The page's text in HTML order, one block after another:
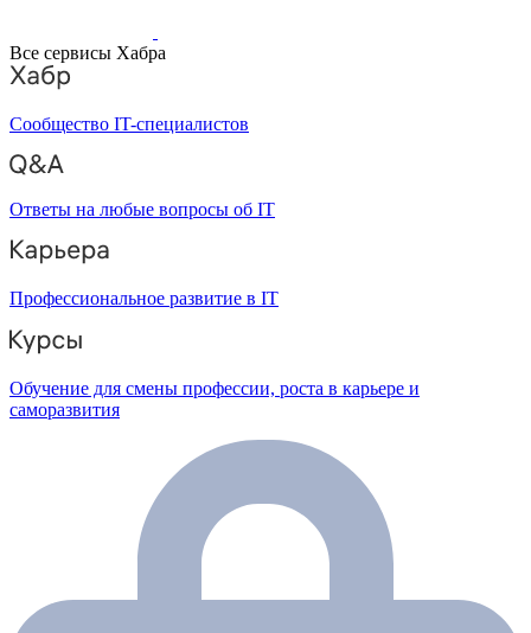
Все сервисы Хабра
Сообщество IT-специалистов
Ответы на любые вопросы об IT
Профессиональное развитие в IT
Обучение для смены профессии, роста в карьере и
саморазвития